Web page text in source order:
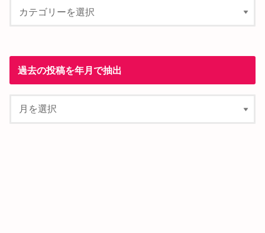
過去の投稿を年月で抽出